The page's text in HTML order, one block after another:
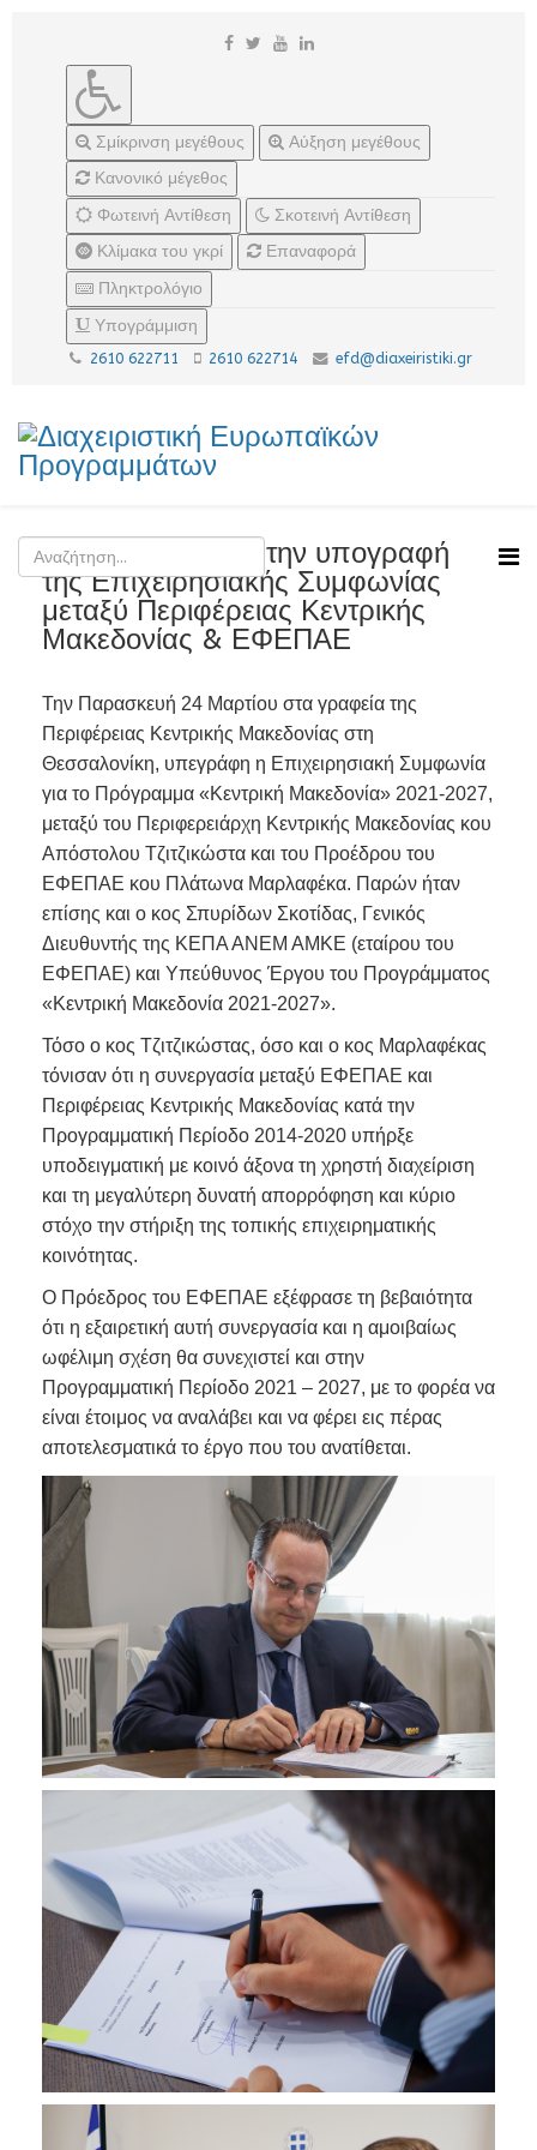
Σμίκρινση μεγέθους
Αύξηση μεγέθους
Κανονικό μέγεθος
Φωτεινή Αντίθεση
Σκοτεινή Αντίθεση
Κλίμακα του γκρί
Επαναφορά
Πληκτρολόγιο
Υπογράμμιση
2610 622711 2610 622714 efd@diaxeiristiki.gr
Δελτίο Τύπου για την υπογραφή
της Επιχειρησιακής Συμφωνίας
μεταξύ Περιφέρειας Κεντρικής
Μακεδονίας & ΕΦΕΠΑΕ
Την Παρασκευή 24 Μαρτίου στα γραφεία της
Περιφέρειας Κεντρικής Μακεδονίας στη
Θεσσαλονίκη, υπεγράφη η Επιχειρησιακή Συμφωνία
για το Πρόγραμμα «Κεντρική Μακεδονία» 2021-2027,
μεταξύ του Περιφερειάρχη Κεντρικής Μακεδονίας κου
Απόστολου Τζιτζικώστα και του Προέδρου του
ΕΦΕΠΑΕ κου Πλάτωνα Μαρλαφέκα. Παρών ήταν
επίσης και ο κος Σπυρίδων Σκοτίδας, Γενικός
Διευθυντής της ΚΕΠΑ ΑΝΕΜ ΑΜΚΕ (εταίρου του
ΕΦΕΠΑΕ) και Υπεύθυνος Έργου του Προγράμματος
«Κεντρική Μακεδονία 2021-2027».
Τόσο ο κος Τζιτζικώστας, όσο και ο κος Μαρλαφέκας
τόνισαν ότι η συνεργασία μεταξύ ΕΦΕΠΑΕ και
Περιφέρειας Κεντρικής Μακεδονίας κατά την
Προγραμματική Περίοδο 2014-2020 υπήρξε
υποδειγματική με κοινό άξονα τη χρηστή διαχείριση
και τη μεγαλύτερη δυνατή απορρόφηση και κύριο
στόχο την στήριξη της τοπικής επιχειρηματικής
κοινότητας.
Ο Πρόεδρος του ΕΦΕΠΑΕ εξέφρασε τη βεβαιότητα
ότι η εξαιρετική αυτή συνεργασία και η αμοιβαίως
ωφέλιμη σχέση θα συνεχιστεί και στην
Προγραμματική Περίοδο 2021 – 2027, με το φορέα να
είναι έτοιμος να αναλάβει και να φέρει εις πέρας
αποτελεσματικά το έργο που του ανατίθεται.